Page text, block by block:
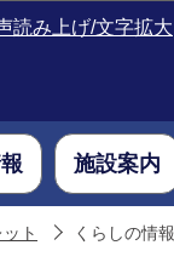
読み上げ/文字拡大
施設案内
ト くらしの情